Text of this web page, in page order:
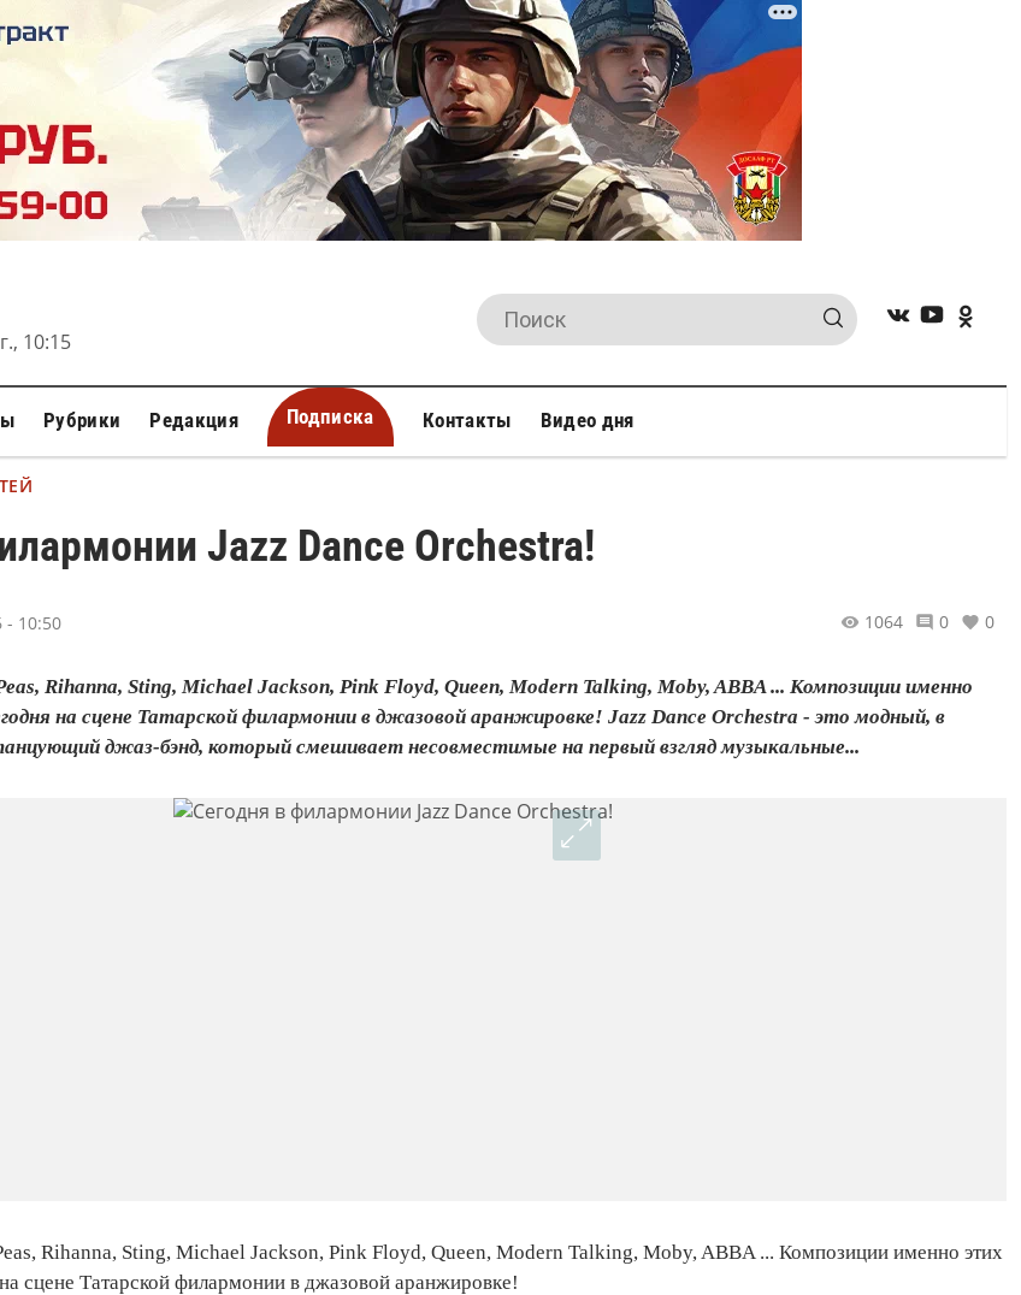
10:15
Рубрики Редакция Подписка Контакты Видео дня
Jazz Dance Orchestra!
- 10:50 1064 0 0
Rihanna, Sting, Michael Jackson, Pink Floyd, Queen, Modern Talking, Moby, ABBA ... Композиции именно
на сцене Татарской филармонии в джазовой аранжировке! Jazz Dance Orchestra - это модный, в
джаз-бэнд, который смешивает несовместимые на первый взгляд музыкальные...
Rihanna, Sting, Michael Jackson, Pink Floyd, Queen, Modern Talking, Moby, ABBA ... Композиции именно этих
сцене Татарской филармонии в джазовой аранжировке!